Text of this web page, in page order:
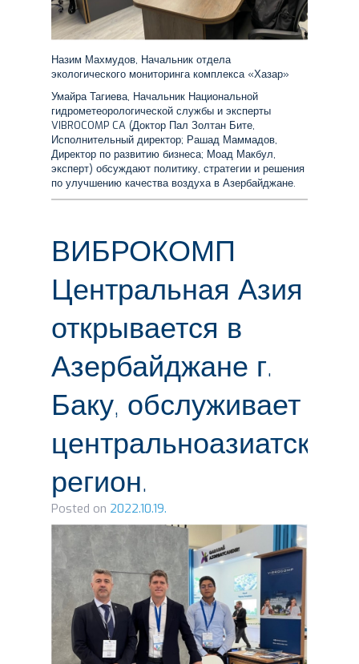
Назим Махмудов, Начальник отдела
экологического мониторинга комплекса «Хазар»
Умайра Тагиева, Начальник Национальной
гидрометеорологической службы и эксперты
VIBROCOMP CA (Доктор Пал Золтан Бите,
Исполнительный директор; Рашад Маммадов,
Директор по развитию бизнеса; Моад Макбул,
эксперт) обсуждают политику, стратегии и решения
по улучшению качества воздуха в Азербайджане.
ВИБРОКОМП
Центральная Азия
открывается в
Азербайджане г.
Баку, обслуживает
центральноазиатский
регион.
Posted on 2022.10.19.